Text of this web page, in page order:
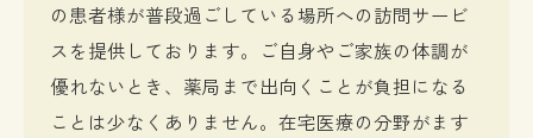
の患者様が普段過ごしている場所への訪問サービ
スを提供しております。ご自身やご家族の体調が
優れないとき、薬局まで出向くことが負担になる
ことは少なくありません。在宅医療の分野がます